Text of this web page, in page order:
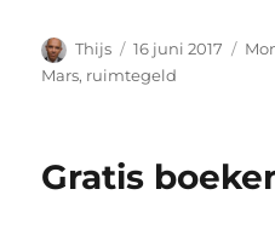
Auteur
Thijs
Geplaatst
op
16 juni 2017
Mars, ruimtegeld
Gratis